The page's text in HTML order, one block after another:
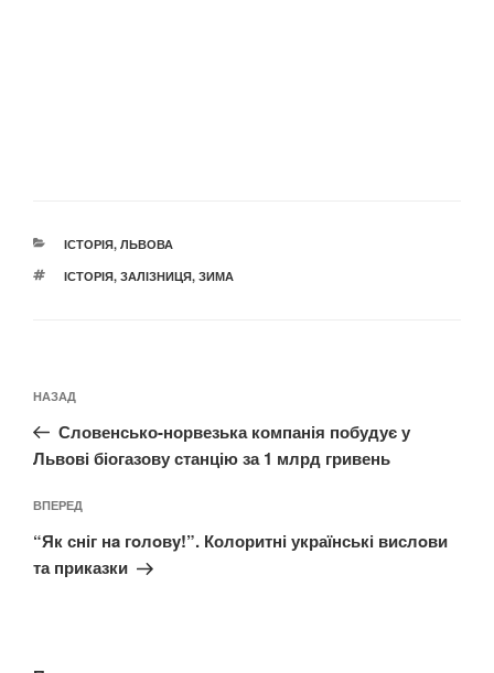
КАТЕГОРІЇ
ІСТОРІЯ, ЛЬВОВА
ПОЗНАЧКИ
ІСТОРІЯ, ЗАЛІЗНИЦЯ, ЗИМА
записів
Попередній
запис:
НАЗАД
Словенсько-норвезька компанія побудує у
Львові біогазову станцію за 1 млрд гривень
Наступний
запис
ВПЕРЕД
“Як сніг нa гoлoвy!”. Колоритні українські вислoви
та приказки